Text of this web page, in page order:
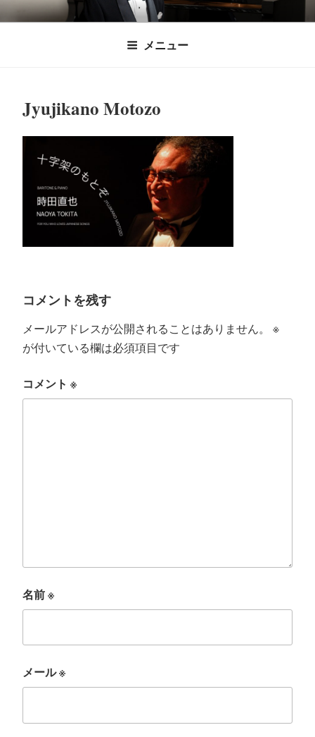
コ
時田直也 声楽
歌うことは希望を語ること、生きることは喜
びも悲しみもわかちあうことかけがえのない
メニュー
Jyujikano Motozo
コメントを残す
メールアドレスが公開されることはありません。
※
が付いている欄は必須項目です
コメント ※
名前※
メール※